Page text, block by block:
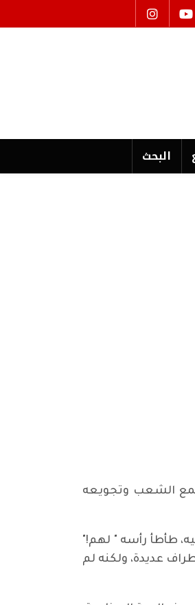
البحث
قمع الشعب وتجويعه
طأطأ رأسه " لهم!"
عديدة، ولكنه لم